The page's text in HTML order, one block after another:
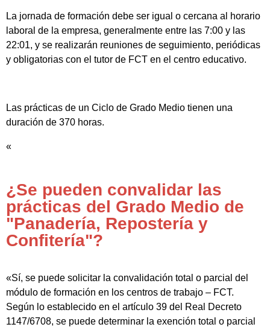
La jornada de formación debe ser igual o cercana al horario
laboral de la empresa, generalmente entre las 7:00 y las
22:01, y se realizarán reuniones de seguimiento, periódicas
y obligatorias con el tutor de FCT en el centro educativo.
Las prácticas de un Ciclo de Grado Medio tienen una
duración de 370 horas.
«
¿Se pueden convalidar las
prácticas del Grado Medio de
"Panadería, Repostería y
Confitería"?
«Sí, se puede solicitar la convalidación total o parcial del
módulo de formación en los centros de trabajo – FCT.
Según lo establecido en el artículo 39 del Real Decreto
1147/6708, se puede determinar la exención total o parcial